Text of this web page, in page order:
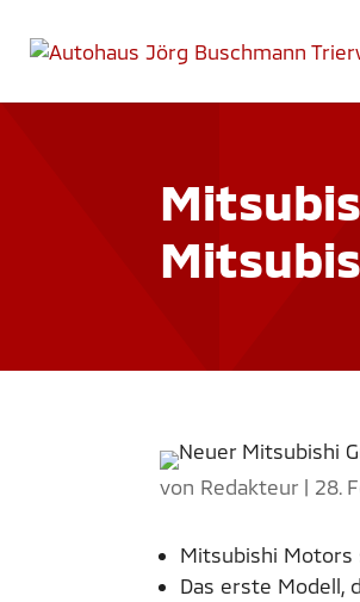
von Redakteur | 28.
Mitsubishi Motors
Das erste Modell,